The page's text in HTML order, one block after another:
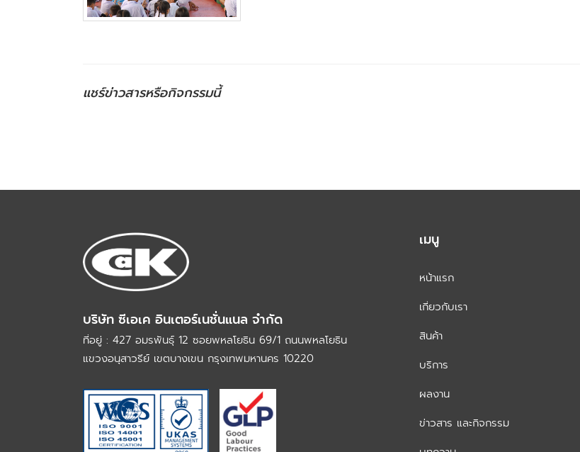
แชร์ข่าวสารหรือกิจกรรมนี้
บริษัท ซีเอเค อินเตอร์เนชั่นแนล จำกัด
ที่อยู่ : 427 อมรพันธุ์ 12 ซอยพหลโยธิน 69/1 ถนนพหลโยธิน
แขวงอนุสาวรีย์ เขตบางเขน กรุงเทพมหานคร 10220
เมนู
หน้าแรก
เกี่ยวกับเรา
สินค้า
บริการ
ผลงาน
ข่าวสาร และกิจกรรม